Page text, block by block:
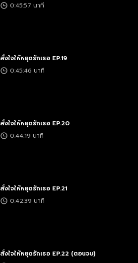
0:45:57 นาที
สั่งใจให้หยุดรักเธอ EP.19
0:45:46 นาที
สั่งใจให้หยุดรักเธอ EP.20
0:44:19 นาที
สั่งใจให้หยุดรักเธอ EP.21
0:42:39 นาที
สั่งใจให้หยุดรักเธอ EP.22 (ตอนจบ)